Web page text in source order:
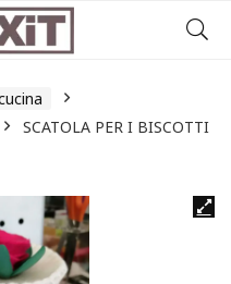
SCATOLA PER I BISCOTTI